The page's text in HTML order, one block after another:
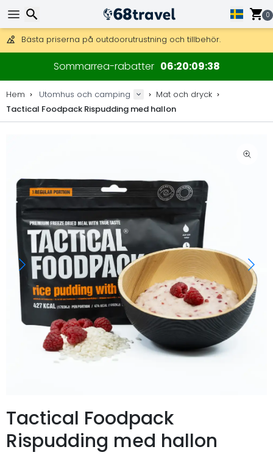
0
DHL Express över natten är också tillgängligt.
30 dagar för retur, 90 dagar för träkartor och dekorationer.
Bästa priserna på outdoorutrustning och tillbehör.
Sommarrea-rabatter 06200938
Hem Utomhus och camping
Mat och dryck
Tactical Foodpack Rispudding med hallon
Tactical Foodpack
Rispudding med hallon